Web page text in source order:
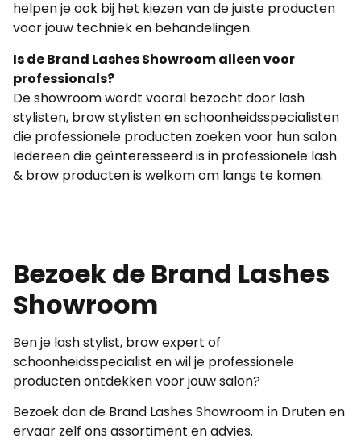
helpen je ook bij het kiezen van de juiste producten
voor jouw techniek en behandelingen.
Is de Brand Lashes Showroom alleen voor
professionals?
De showroom wordt vooral bezocht door lash
stylisten, brow stylisten en schoonheidsspecialisten
die professionele producten zoeken voor hun salon.
Iedereen die geïnteresseerd is in professionele lash
& brow producten is welkom om langs te komen.
Bezoek de Brand Lashes
Showroom
Ben je lash stylist, brow expert of
schoonheidsspecialist en wil je professionele
producten ontdekken voor jouw salon?
Bezoek dan de Brand Lashes Showroom in Druten en
ervaar zelf ons assortiment en advies.